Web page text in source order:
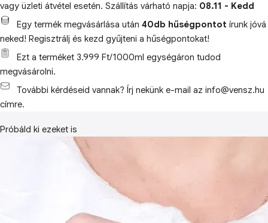
vagy üzleti átvétel esetén. Szállítás várható napja: 08.11 - Kedd
Egy termék megvásárlása után 40db hűségpontot írunk jóvá
neked! Regisztrálj és kezd gyűjteni a hűségpontokat!
Ezt a terméket 3.999 Ft/1000ml egységáron tudod
megvásárolni.
További kérdéseid vannak? Írj nekünk e-mail az info@vensz.hu
címre.
Próbáld ki ezeket is